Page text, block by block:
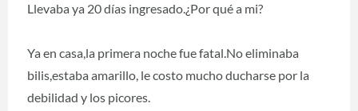
Llevaba ya 20 días ingresado.¿Por qué a mi?
Ya en casa,la primera noche fue fatal.No eliminaba
bilis,estaba amarillo, le costo mucho ducharse por la
debilidad y los picores.